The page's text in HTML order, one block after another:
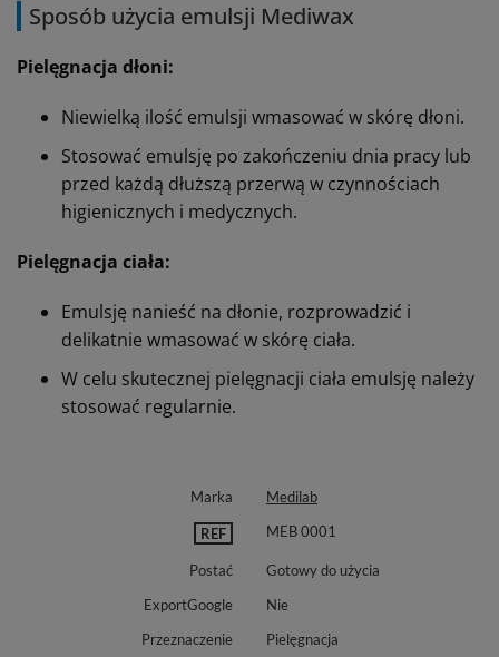
Sposób użycia emulsji Mediwax
Pielęgnacja dłoni:
Niewielką ilość emulsji wmasować w skórę dłoni.
Stosować emulsję po zakończeniu dnia pracy lub
przed każdą dłuższą przerwą w czynnościach
higienicznych i medycznych.
Pielęgnacja ciała:
Emulsję nanieść na dłonie, rozprowadzić i
delikatnie wmasować w skórę ciała.
W celu skutecznej pielęgnacji ciała emulsję należy
stosować regularnie.
Marka Medilab
REF MEB 0001
Postać
Gotowy do użycia
ExportGoogle
Nie
Przeznaczenie
Pielęgnacja